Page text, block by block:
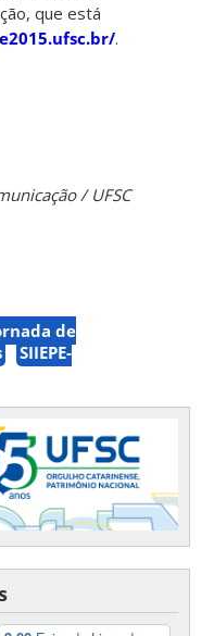
que está
.
/ UFSC
de
SIIEPE-